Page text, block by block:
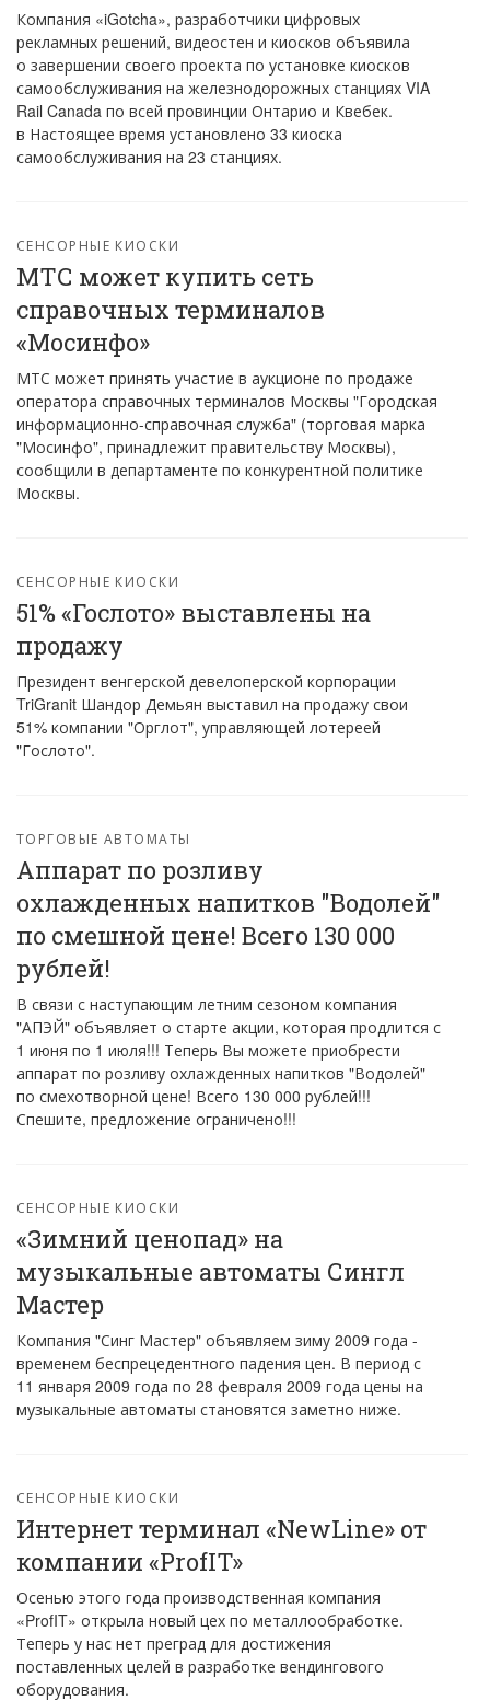
Компания «iGotcha», разработчики цифровых
рекламных решений, видеостен и киосков объявила
о завершении своего проекта по установке киосков
самообслуживания на железнодорожных станциях VIA
Rail Canada по всей провинции Онтарио и Квебек.
в Настоящее время установлено 33 киоска
самообслуживания на 23 станциях.
СЕНСОРНЫЕ КИОСКИ
МТС может купить сеть
справочных терминалов
«Мосинфо»
МТС может принять участие в аукционе по продаже
оператора справочных терминалов Москвы "Городская
информационно-справочная служба" (торговая марка
"Мосинфо", принадлежит правительству Москвы),
сообщили в департаменте по конкурентной политике
Москвы.
СЕНСОРНЫЕ КИОСКИ
51% «Гослото» выставлены на
продажу
Президент венгерской девелоперской корпорации
TriGranit Шандор Демьян выставил на продажу свои
51% компании "Орглот", управляющей лотереей
"Гослото".
ТОРГОВЫЕ АВТОМАТЫ
Аппарат по розливу
охлажденных напитков "Водолей"
по смешной цене! Всего 130 000
рублей!
В связи с наступающим летним сезоном компания
"АПЭЙ" объявляет о старте акции, которая продлится с
1 июня по 1 июля!!! Теперь Вы можете приобрести
аппарат по розливу охлажденных напитков "Водолей"
по смехотворной цене! Всего 130 000 рублей!!!
Спешите, предложение ограничено!!!
СЕНСОРНЫЕ КИОСКИ
«Зимний ценопад» на
музыкальные автоматы Сингл
Мастер
Компания "Синг Мастер" объявляем зиму 2009 года -
временем беспрецедентного падения цен. В период с
11 января 2009 года по 28 февраля 2009 года цены на
музыкальные автоматы становятся заметно ниже.
СЕНСОРНЫЕ КИОСКИ
Интернет терминал «NewLine» от
компании «ProfIT»
Осенью этого года производственная компания
«ProfIT» открыла новый цех по металлообработке.
Теперь у нас нет преград для достижения
поставленных целей в разработке вендингового
оборудования.